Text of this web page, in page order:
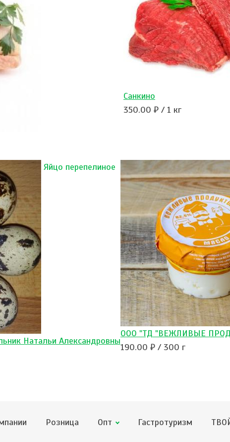
Санкино
350.00 ₽ / 1 кг
Яйцо перепелиное
Натальи Александровны
ООО "ТД "ВЕЖЛИВЫЕ
190.00 ₽ / 300 г
Розница Опт Гастротуризм